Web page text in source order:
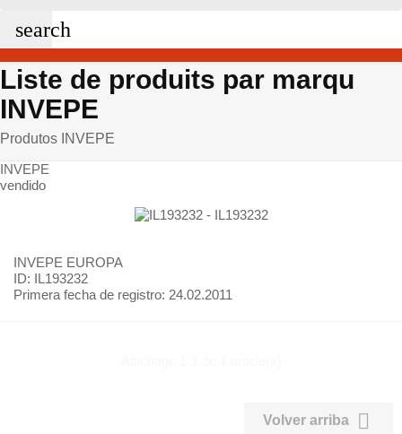
search
Liste de produits par marqu
INVEPE
Produtos INVEPE
INVEPE
vendido
INVEPE EUROPA
ID: IL193232
Primera fecha de registro: 24.02.2011
Volver arriba 